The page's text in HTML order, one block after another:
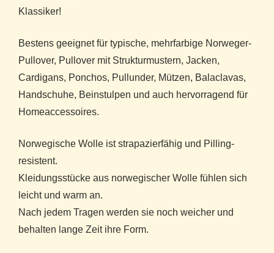
Klassiker!
Bestens geeignet für typische, mehrfarbige Norweger-
Pullover, Pullover mit Strukturmustern, Jacken,
Cardigans, Ponchos, Pullunder, Mützen, Balaclavas,
Handschuhe, Beinstulpen und auch hervorragend für
Homeaccessoires.
Norwegische Wolle ist strapazierfähig und Pilling-
resistent.
Kleidungsstücke aus norwegischer Wolle fühlen sich
leicht und warm an.
Nach jedem Tragen werden sie noch weicher und
behalten lange Zeit ihre Form.